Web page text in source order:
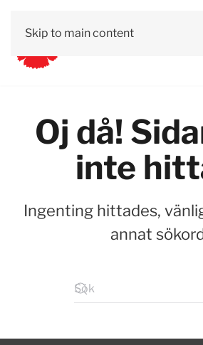
Skip to main content
Oj då!
inte
Ingenting hittades,
annat